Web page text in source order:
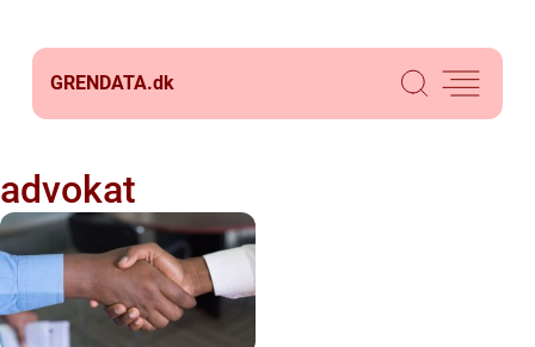
GRENDATA.dk
advokat